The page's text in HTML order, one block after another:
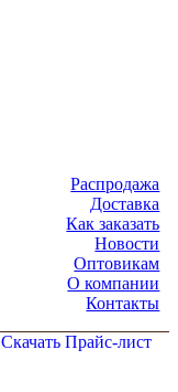
Распродажа
Доставка
Как заказать
Новости
Оптовикам
О компании
Контакты
Скачать Прайс-лист